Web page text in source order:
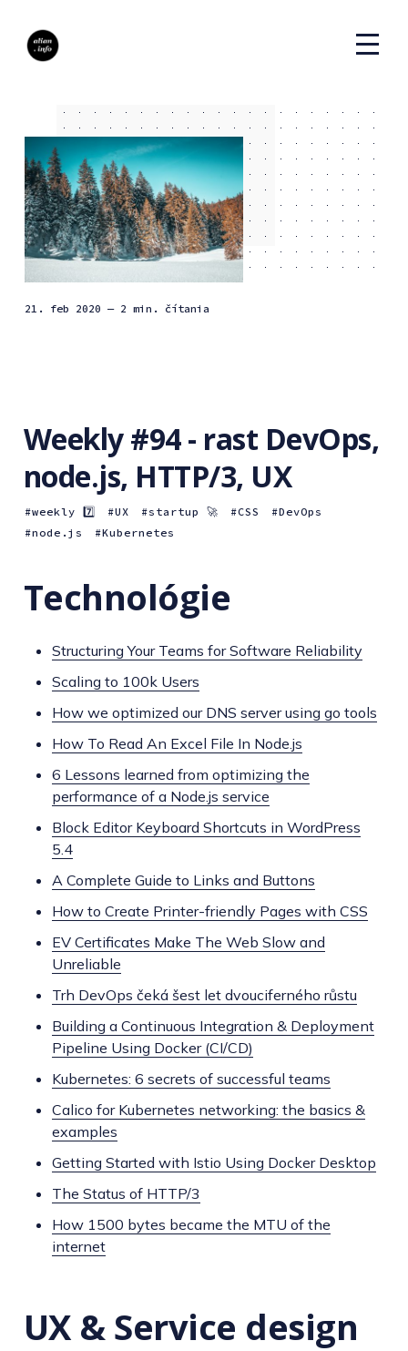
21. feb 2020 — 2 min. čítania
Weekly #94 - rast DevOps,
node.js, HTTP/3, UX
weekly 7️⃣ UX startup 🚀 CSS
DevOps
node.js
Kubernetes
Technológie
Structuring Your Teams for Software Reliability
Scaling to 100k Users
How we optimized our DNS server using go tools
How To Read An Excel File In Node.js
6 Lessons learned from optimizing the
performance of a Node.js service
Block Editor Keyboard Shortcuts in WordPress
5.4
A Complete Guide to Links and Buttons
How to Create Printer-friendly Pages with CSS
EV Certificates Make The Web Slow and
Unreliable
Trh DevOps čeká šest let dvouciferného růstu
Building a Continuous Integration & Deployment
Pipeline Using Docker (CI/CD)
Kubernetes: 6 secrets of successful teams
Calico for Kubernetes networking: the basics &
examples
Getting Started with Istio Using Docker Desktop
The Status of HTTP/3
How 1500 bytes became the MTU of the
internet
UX & Service design